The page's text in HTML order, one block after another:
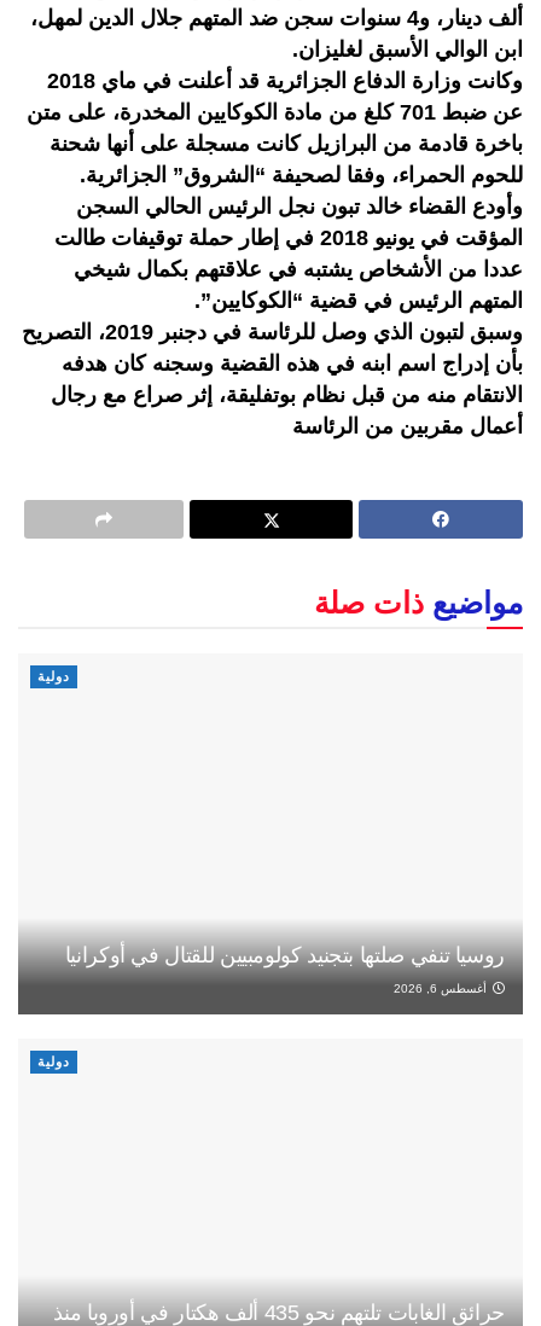
ألف دينار، و4 سنوات سجن ضد المتهم جلال الدين لمهل،
ابن الوالي الأسبق لغليزان.
وكانت وزارة الدفاع الجزائرية قد أعلنت في ماي 2018
عن ضبط 701 كلغ من مادة الكوكايين المخدرة، على متن
باخرة قادمة من البرازيل كانت مسجلة على أنها شحنة
للحوم الحمراء، وفقا لصحيفة “الشروق” الجزائرية.
وأودع القضاء خالد تبون نجل الرئيس الحالي السجن
المؤقت في يونيو 2018 في إطار حملة توقيفات طالت
عددا من الأشخاص يشتبه في علاقتهم بكمال شيخي
المتهم الرئيس في قضية “الكوكايين”.
وسبق لتبون الذي وصل للرئاسة في دجنبر 2019، التصريح
بأن إدراج اسم ابنه في هذه القضية وسجنه كان هدفه
الانتقام منه من قبل نظام بوتفليقة، إثر صراع مع رجال
أعمال مقربين من الرئاسة
مواضيع ذات صلة
دولية
روسيا تنفي صلتها بتجنيد كولومبيين للقتال في أوكرانيا
أغسطس 6, 2026
دولية
حرائق الغابات تلتهم نحو 435 ألف هكتار في أوروبا منذ